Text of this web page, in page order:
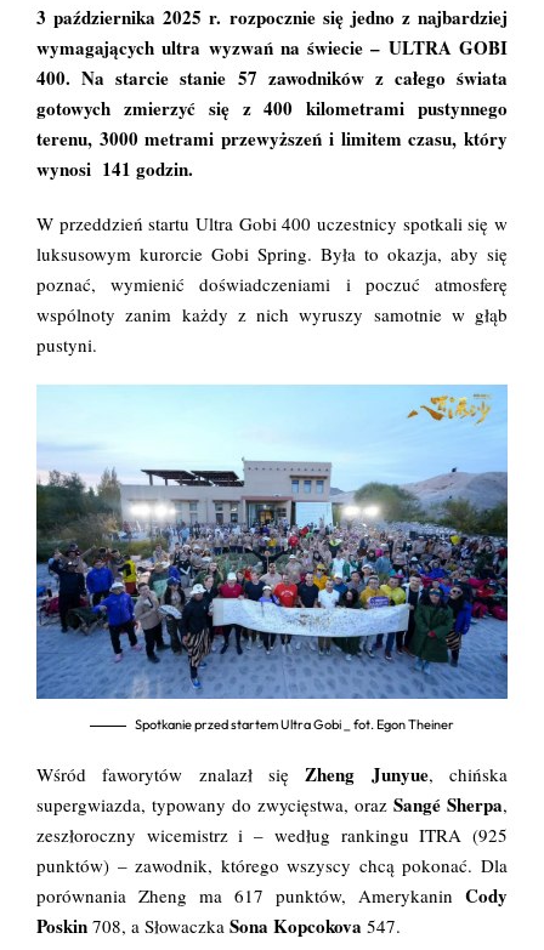
3 października 2025 r. rozpocznie się jedno z najbardziej
wymagających ultra wyzwań na świecie – ULTRA GOBI
400. Na starcie stanie 57 zawodników z całego świata
gotowych zmierzyć się z 400 kilometrami pustynnego
terenu, 3000 metrami przewyższeń i limitem czasu, który
wynosi 141 godzin.
W przeddzień startu Ultra Gobi 400 uczestnicy spotkali się w
luksusowym kurorcie Gobi Spring. Była to okazja, aby się
poznać, wymienić doświadczeniami i poczuć atmosferę
wspólnoty zanim każdy z nich wyruszy samotnie w głąb
pustyni.
Spotkanie przed startem Ultra Gobi _ fot. Egon Theiner
Wśród faworytów znalazł sięZheng Junyue, chińska
supergwiazda, typowany do zwycięstwa, oraz Sangé Sherpa,
zeszłoroczny wicemistrz i – według rankingu ITRA (925
punktów) – zawodnik, którego wszyscy chcą pokonać. Dla
porównania Zheng ma 617 punktów, Amerykanin Cody
Poskin 708, a Słowaczka Sona Kopcokova 547.